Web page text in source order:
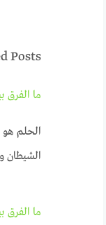
Posts
ما الفرق
الحلم
الشيطان
ما الفرق